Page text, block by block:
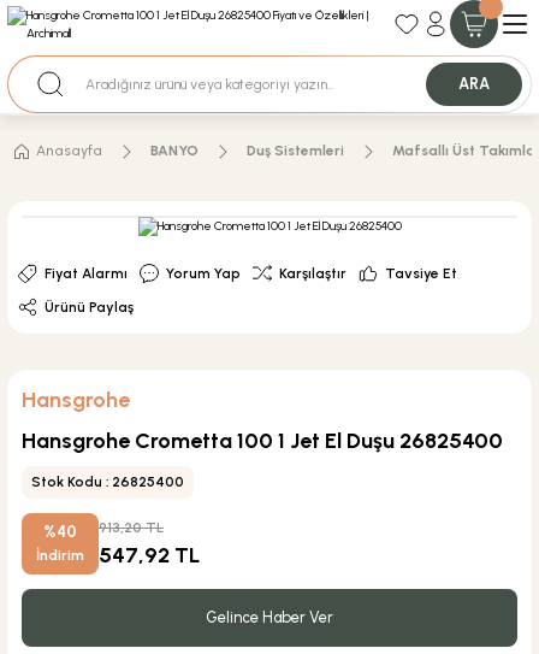
35+ Yıllık Tecrübe
Nakit Ödemeli Özel Fiyatlar için Bizden Teklif Alabilirsiniz.
ARA
Anasayfa BANYO Duş Sistemleri Mafsallı Üst
Fiyat Alarmı Yorum Yap Karşılaştır
Tavsiye Et
Ürünü Paylaş
Hansgrohe
Hansgrohe Crometta 100 1 Jet El Duşu 26825400
Stok Kodu : 26825400
%40
İndirim
913,20 TL
547,92 TL
Gelince Haber Ver